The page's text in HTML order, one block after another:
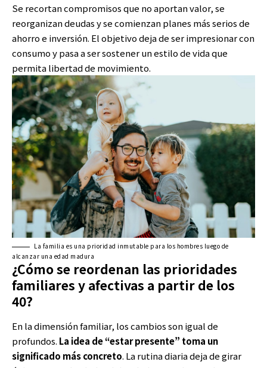
Se recortan compromisos que no aportan valor, se
reorganizan deudas y se comienzan planes más serios de
ahorro e inversión. El objetivo deja de ser impresionar con
consumo y pasa a ser sostener un estilo de vida que
permita libertad de movimiento.
La familia es una prioridad inmutable para los hombres luego de
alcanzar una edad madura
¿Cómo se reordenan las prioridades
familiares y afectivas a partir de los
40?
En la dimensión familiar, los cambios son igual de
profundos. La idea de “estar presente” toma un
significado más concreto. La rutina diaria deja de girar